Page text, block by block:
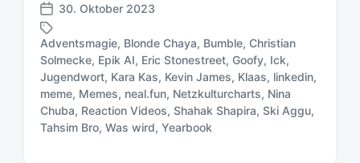
V
e
r
ö
f
f
e
n
30. Oktober 2023
S
c
h
Adventsmagie, Blonde Chaya, Bumble, Christian
Solmecke, Epik AI, Eric Stonestreet, Goofy, Ick,
Jugendwort, Kara Kas, Kevin James, Klaas, linkedin,
meme, Memes, neal.fun, Netzkulturcharts, Nina
Chuba, Reaction Videos, Shahak Shapira, Ski Aggu,
Tahsim Bro, Was wird, Yearbook